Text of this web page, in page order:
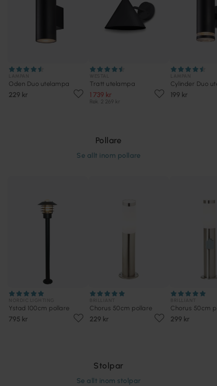
Oden Duo utelampa
229 kr
Tratt utelampa
1 739 kr
Rek. 2 269 kr
Cylinder Duo
199 kr
Pollare
Se allt inom pollare
Ystad 100cm pollare
795 kr
Chorus 50cm pollare
229 kr
Chorus 50cm
299 kr
Stolpar
Se allt inom stolpar